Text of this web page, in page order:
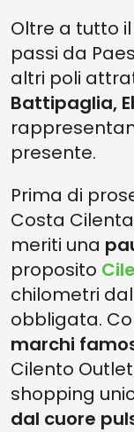
Oltre a tutto
passi da
altri poli
Battipaglia,
presente.
Prima di
Costa
meriti una
proposito
chilometri
obbligata.
marchi
Cilento
shopping
dal cuore